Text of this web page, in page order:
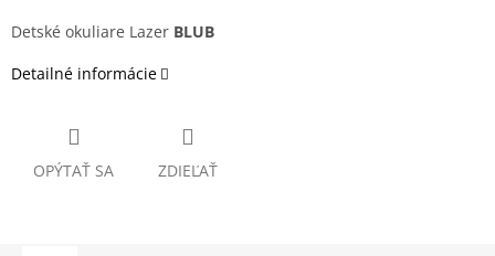
Detské okuliare Lazer BLUB
Detailné informácie
OPÝTAŤ SA ZDIEĽAŤ